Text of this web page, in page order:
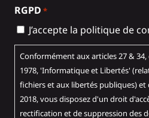
RGPD *
J’accepte la politique de
Conformément aux articles 27 & 34,
1978, 'Informatique et Libertés'
fichiers et aux libertés publiques) et conformément à la RGPD
2018, vous disposez d'un droit
rectification et de suppression des